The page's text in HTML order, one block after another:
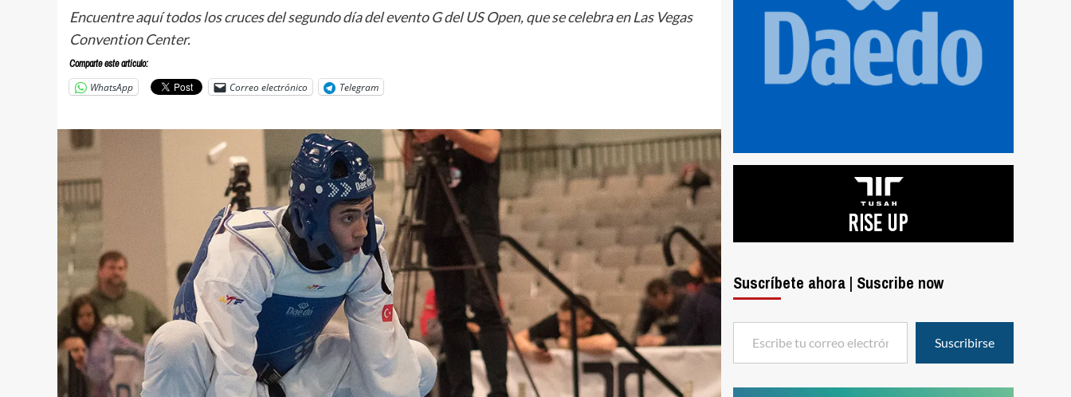
Encuentre aquí todos los cruces del segundo día del evento G del US Open, que se celebra en Las Vegas
Convention Center.
Comparte este articulo:
WhatsApp Correo electrónico Telegram
Suscríbete ahora | Suscribe now
Escribe tu correo electrónico…
Suscribirse